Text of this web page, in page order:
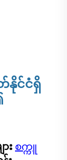
နိုင်ငံရှိ
း စက္ကူ